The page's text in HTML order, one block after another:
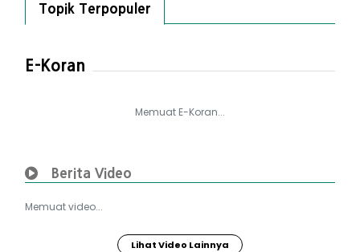
Topik Terpopuler
E-Koran
Memuat E-Koran...
Berita Video
Memuat video...
Lihat Video Lainnya